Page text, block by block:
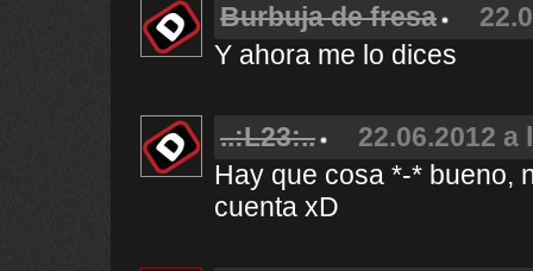
Burbuja de fresa
Y ahora me lo dices
..:L23:..
22.06.2012 a
Hay que cosa *-* bueno,
cuenta xD